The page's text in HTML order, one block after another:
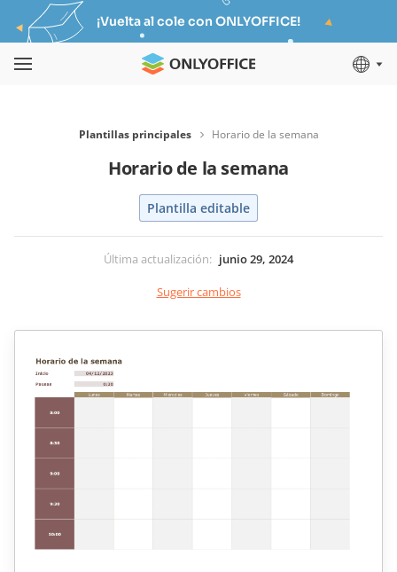
¡Vuelta al cole con ONLYOFFICE!
Plantillas principales Horario de la semana
Horario de la semana
Plantilla editable
Última actualización: junio 29, 2024
Sugerir cambios